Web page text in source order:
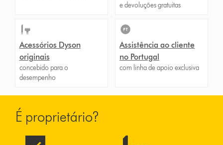
e devoluções gratuitas
Acessórios Dyson
originais
concebido para o
desempenho
Assistência ao cliente
no Portugal
com linha de apoio exclusiva
É proprietário?